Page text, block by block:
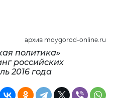
архив moygorod-online.ru
политика»
российских
2016 года